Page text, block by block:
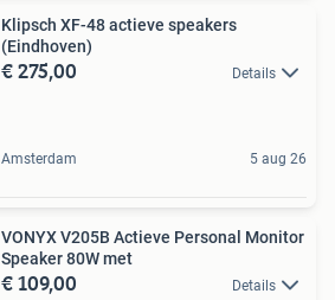
Klipsch XF-48 actieve speakers
(Eindhoven)
€ 275,00 Details
Amsterdam 5 aug 26
VONYX V205B Actieve Personal Monitor
Speaker 80W met
€ 109,00 Details